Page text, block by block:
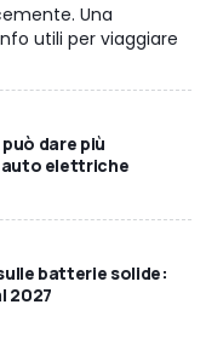
Una
utili per viaggiare
dare più
elettriche
batterie solide:
2027